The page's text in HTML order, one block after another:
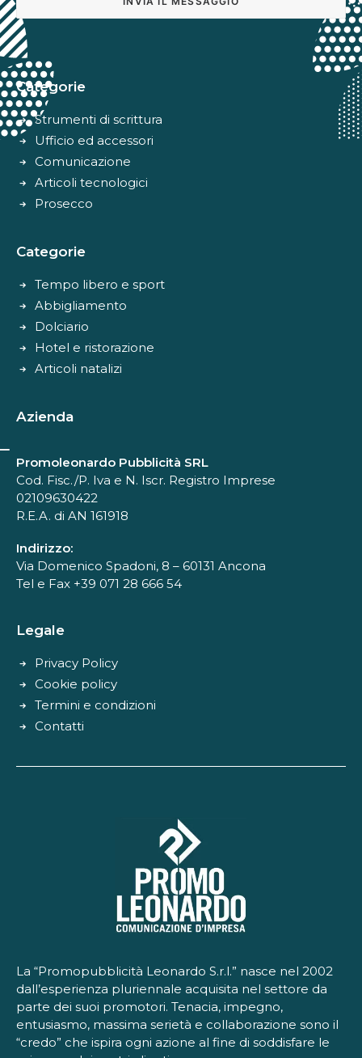
Categorie
Strumenti di scrittura
Ufficio ed accessori
Comunicazione
Articoli tecnologici
Prosecco
Categorie
Tempo libero e sport
Abbigliamento
Dolciario
Hotel e ristorazione
Articoli natalizi
Azienda
Promoleonardo Pubblicità SRL
Cod. Fisc./P. Iva e N. Iscr. Registro Imprese
02109630422
R.E.A. di AN 161918
Indirizzo:
Via Domenico Spadoni, 8 – 60131 Ancona
Tel e Fax +39 071 28 666 54
Legale
Privacy Policy
Cookie policy
Termini e condizioni
Contatti
La “Promopubblicità Leonardo S.r.l.” nasce nel 2002
dall’esperienza pluriennale acquisita nel settore da
parte dei suoi promotori. Tenacia, impegno,
entusiasmo, massima serietà e collaborazione sono il
“credo” che ispira ogni azione al fine di soddisfare le